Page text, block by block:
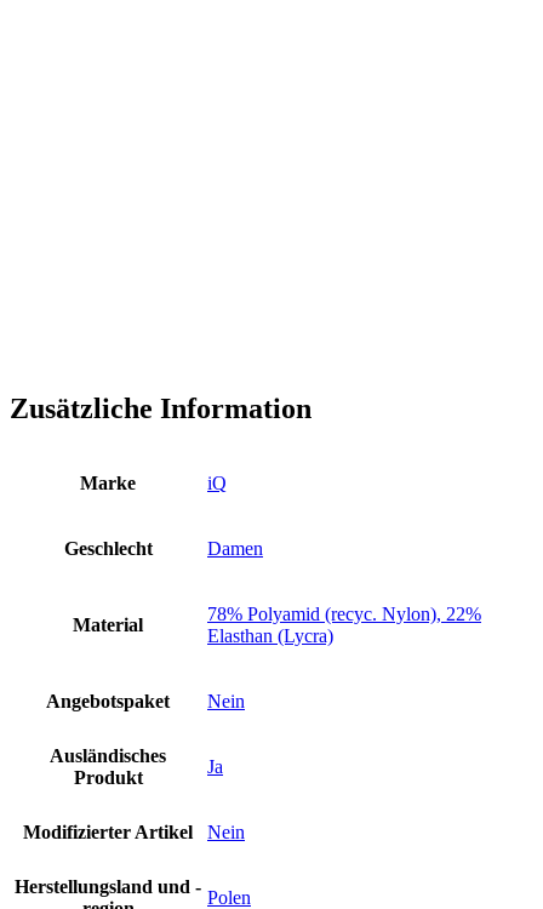
Zusätzliche Information
Marke iQ
Geschlecht Damen
Material
78% Polyamid (recyc. Nylon), 22%
Elasthan (Lycra)
Angebotspaket Nein
Ausländisches
Produkt
Ja
Modifizierter Artikel Nein
Herstellungsland und -
Polen